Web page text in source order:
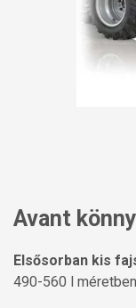
Avant
Elsősorban kis
490-560 l méretben